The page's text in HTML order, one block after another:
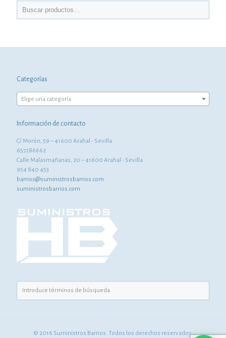
Categorías
Elige una categoría
Información de contacto
C/ Morón, 59 – 41600 Arahal - Sevilla
657286662
Calle Malasmañanas, 20 – 41600 Arahal - Sevilla
954 840 453
barrios@suministrosbarrios.com
suministrosbarrios.com
© 2016 Suministros Barrios. Todos los derechos reservados.